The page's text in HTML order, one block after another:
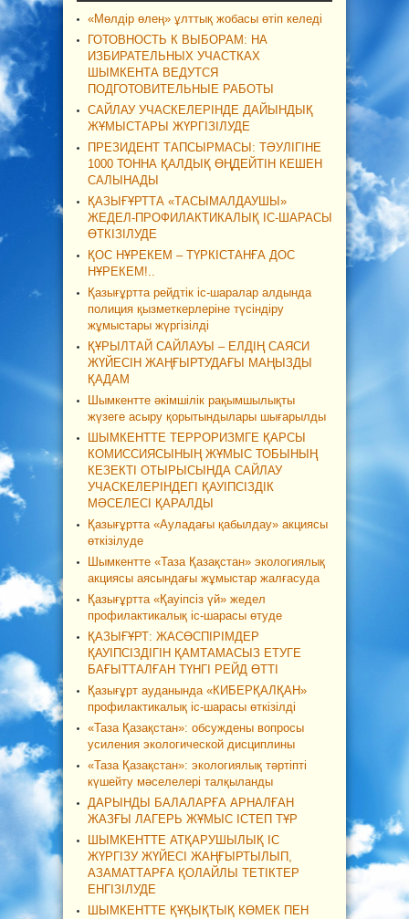
«Мөлдір өлең» ұлттық жобасы өтіп келеді
ГОТОВНОСТЬ К ВЫБОРАМ: НА
ИЗБИРАТЕЛЬНЫХ УЧАСТКАХ
ШЫМКЕНТА ВЕДУТСЯ
ПОДГОТОВИТЕЛЬНЫЕ РАБОТЫ
САЙЛАУ УЧАСКЕЛЕРІНДЕ ДАЙЫНДЫҚ
ЖҰМЫСТАРЫ ЖҮРГІЗІЛУДЕ
ПРЕЗИДЕНТ ТАПСЫРМАСЫ: ТӘУЛІГІНЕ
1000 ТОННА ҚАЛДЫҚ ӨҢДЕЙТІН КЕШЕН
САЛЫНАДЫ
ҚАЗЫҒҰРТТА «ТАСЫМАЛДАУШЫ»
ЖЕДЕЛ-ПРОФИЛАКТИКАЛЫҚ ІС-ШАРАСЫ
ӨТКІЗІЛУДЕ
ҚОС НҰРЕКЕМ – ТҮРКІСТАНҒА ДОС
НҰРЕКЕМ!..
Қазығұртта рейдтік іс-шаралар алдында
полиция қызметкерлеріне түсіндіру
жұмыстары жүргізілді
ҚҰРЫЛТАЙ САЙЛАУЫ – ЕЛДІҢ САЯСИ
ЖҮЙЕСІН ЖАҢҒЫРТУДАҒЫ МАҢЫЗДЫ
ҚАДАМ
Шымкентте әкімшілік рақымшылықты
жүзеге асыру қорытындылары шығарылды
ШЫМКЕНТТЕ ТЕРРОРИЗМГЕ ҚАРСЫ
КОМИССИЯСЫНЫҢ ЖҰМЫС ТОБЫНЫҢ
КЕЗЕКТІ ОТЫРЫСЫНДА САЙЛАУ
УЧАСКЕЛЕРІНДЕГІ ҚАУІПСІЗДІК
МӘСЕЛЕСІ ҚАРАЛДЫ
Қазығұртта «Ауладағы қабылдау» акциясы
өткізілуде
Шымкентте «Таза Қазақстан» экологиялық
акциясы аясындағы жұмыстар жалғасуда
Қазығұртта «Қауіпсіз үй» жедел
профилактикалық іс-шарасы өтуде
ҚАЗЫҒҰРТ: ЖАСӨСПІРІМДЕР
ҚАУІПСІЗДІГІН ҚАМТАМАСЫЗ ЕТУГЕ
БАҒЫТТАЛҒАН ТҮНГІ РЕЙД ӨТТІ
Қазығұрт ауданында «КИБЕРҚАЛҚАН»
профилактикалық іс-шарасы өткізілді
«Таза Қазақстан»: обсуждены вопросы
усиления экологической дисциплины
«Таза Қазақстан»: экологиялық тәртіпті
күшейту мәселелері талқыланды
ДАРЫНДЫ БАЛАЛАРҒА АРНАЛҒАН
ЖАЗҒЫ ЛАГЕРЬ ЖҰМЫС ІСТЕП ТҰР
ШЫМКЕНТТЕ АТҚАРУШЫЛЫҚ ІС
ЖҮРГІЗУ ЖҮЙЕСІ ЖАҢҒЫРТЫЛЫП,
АЗАМАТТАРҒА ҚОЛАЙЛЫ ТЕТІКТЕР
ЕНГІЗІЛУДЕ
ШЫМКЕНТТЕ ҚҰҚЫҚТЫҚ КӨМЕК ПЕН